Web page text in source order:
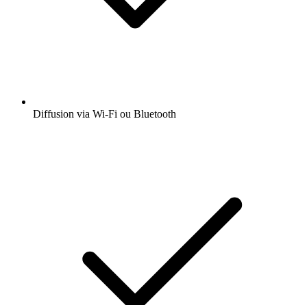
Diffusion via Wi-Fi ou Bluetooth